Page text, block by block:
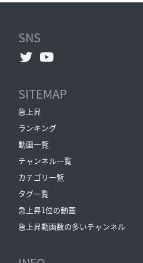
SNS
SITEMAP
急上昇
ランキング
動画一覧
チャンネル一覧
カテゴリ一覧
タグ一覧
急上昇1位の動画
急上昇動画数の多いチャンネル